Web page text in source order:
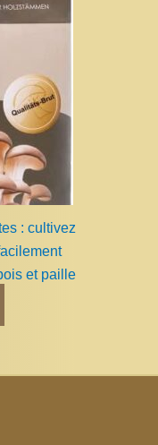
: cultivez
et paille